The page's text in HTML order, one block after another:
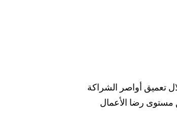
تعميق أواصر الشراكة
مستوى رضا الأعمال